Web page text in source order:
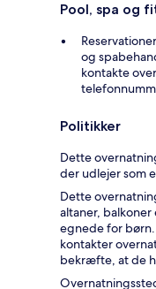
Pool, spa og
og
kontakte
Politikker
Dette
der udlejer som
Dette
altaner, balkoner
egnede for børn.
kontakter
bekræfte, at de